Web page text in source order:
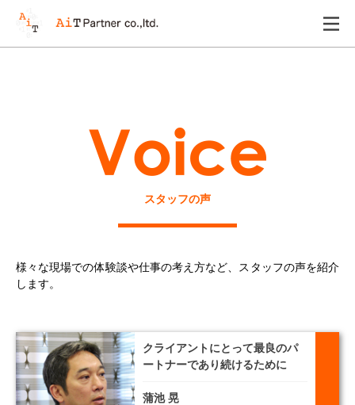
スタッフの声
様々な現場での体験談や仕事の考え方など、 スタッフの声を紹介
します。
クライアントにとって最良のパ
ートナーであり続けるために
蒲池 晃